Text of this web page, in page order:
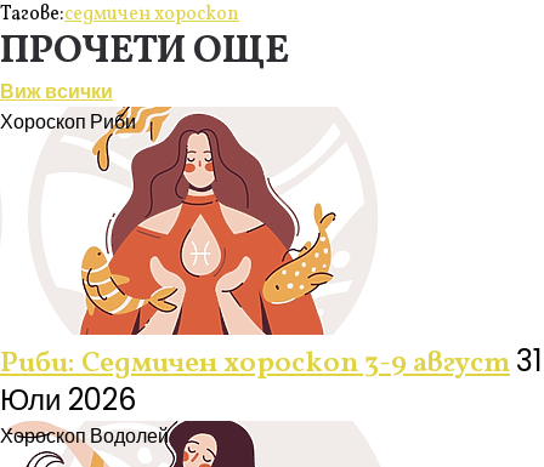
Тагове:седмичен хороскоп
ПРОЧЕТИ ОЩЕ
Виж всички
Хороскоп Риби
Риби: Седмичен хороскоп 3-9 август31
Юли 2026
ХороскопВодолей